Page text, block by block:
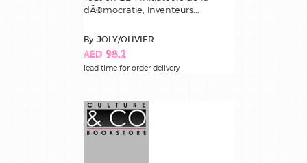
dÃ©mocratie, inventeurs...
By: JOLY/OLIVIER
AED 98.2
lead time for order delivery